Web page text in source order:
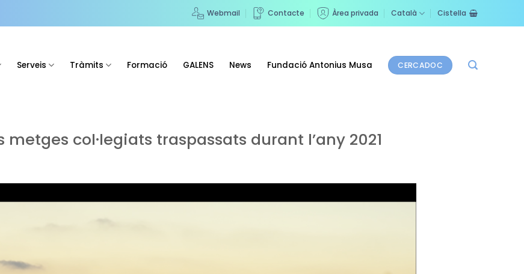
Webmail Contacte Àrea privada Català Cistella
Serveis Tràmits Formació GALENS News Fundació Antonius Musa CERCADOC
col·legiats traspassats durant l’any 2021